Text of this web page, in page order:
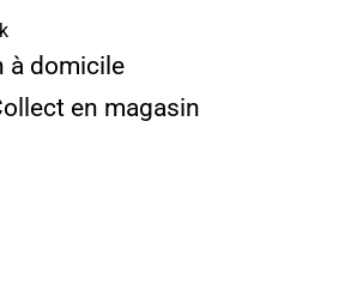
à domicile
en magasin